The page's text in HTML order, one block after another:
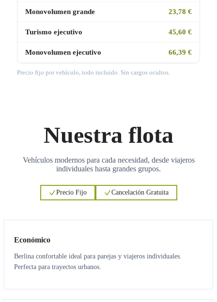
Monovolumen grande 23,78 €
Turismo ejecutivo 45,60 €
Monovolumen ejecutivo 66,39 €
Precio fijo por vehículo, todo incluido. Sin cargos ocultos.
Nuestra flota
Vehículos modernos para cada necesidad, desde viajeros
individuales hasta grandes grupos.
Precio Fijo Cancelación Gratuita
Económico
Berlina confortable ideal para parejas y viajeros individuales.
Perfecta para trayectos urbanos.
3 3